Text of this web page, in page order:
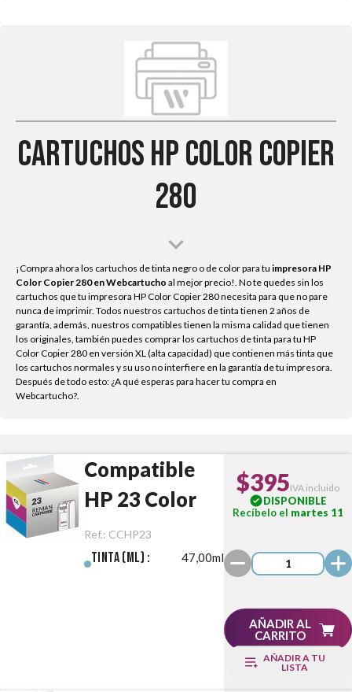
Cartuchos HP Color Copier
280
¡Compra ahora los cartuchos de tinta negro o de color para tu impresora HP
Color Copier 280 en Webcartucho al mejor precio!. No te quedes sin los
cartuchos que tu impresora HP Color Copier 280 necesita para que no pare
nunca de imprimir. Todos nuestros cartuchos de tinta tienen 2 años de
garantía, además, nuestros compatibles tienen la misma calidad que tienen
los originales, también puedes comprar los cartuchos de tinta para tu HP
Color Copier 280 en versión XL (alta capacidad) que contienen más tinta que
los cartuchos normales y su uso no interfiere en la garantía de tu impresora.
Después de todo esto: ¿A qué esperas para hacer tu compra en
Webcartucho?.
Compatible
HP 23 Color
Ref.: CCHP23
Tinta (ml) : 47,00ml
$395IVA incluido
DISPONIBLE
Recíbelo el martes 11
AÑADIR AL
CARRITO
AÑADIR A TU
LISTA